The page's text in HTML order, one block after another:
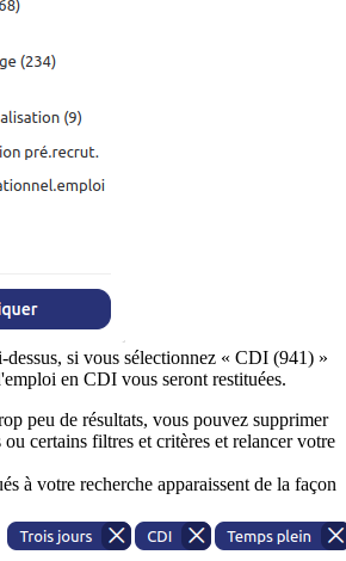
dessus, si vous sélectionnez « CDI (941) »
en CDI vous seront restituées.
peu de résultats, vous pouvez supprimer
ou certains filtres et critères et relancer votre
à votre recherche apparaissent de la façon